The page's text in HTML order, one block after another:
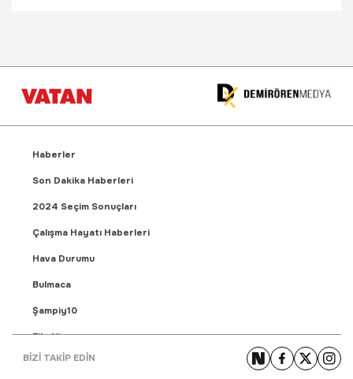
Haberler
Son Dakika Haberleri
2024 Seçim Sonuçları
Çalışma Hayatı Haberleri
Hava Durumu
Bulmaca
Şampiy10
Fikstür
Puan Durumu
BİZİ TAKİP EDİN